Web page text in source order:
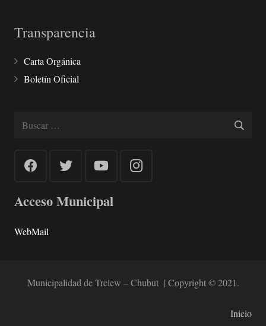
Transparencia
Carta Orgánica
Boletín Oficial
Buscar:
Acceso Municipal
WebMail
Municipalidad de Trelew – Chubut | Copyright © 2021.
Inicio